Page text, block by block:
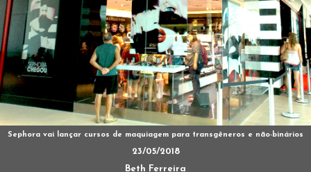
Sephora vai lançar cursos de maquiagem para transgêneros e não-binários
23/05/2018
Beth Ferreira